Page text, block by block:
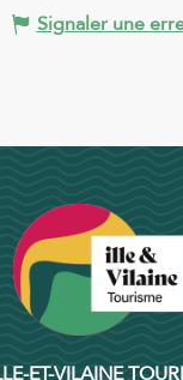
Signaler une
ET-VILAINE